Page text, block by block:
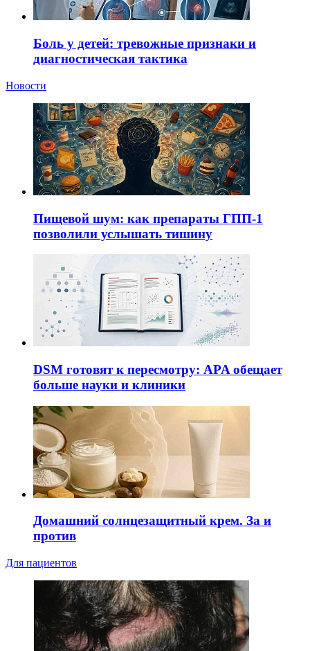
Боль у детей: тревожные признаки и
диагностическая тактика
Новости
Пищевой шум: как препараты ГПП-1
позволили услышать тишину
DSM готовят к пересмотру: APA обещает
больше науки и клиники
Домашний солнцезащитный крем. За и
против
Для пациентов